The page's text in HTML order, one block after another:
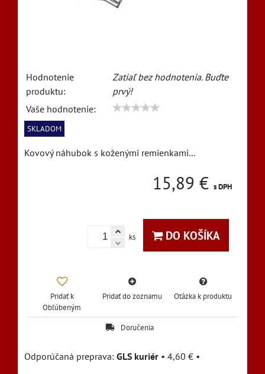
Hodnotenie
produktu:
Zatiaľ bez hodnotenia. Buďte
prvý!
Vaše hodnotenie:
SKLADOM
Kovový náhubok s koženými remienkami...
15,89 € s DPH
ks DO KOŠÍKA
Pridať k
Obľúbeným
Pridať do zoznamu Otázka k produktu
Doručenia
GLS kuriér • 4,60 € •